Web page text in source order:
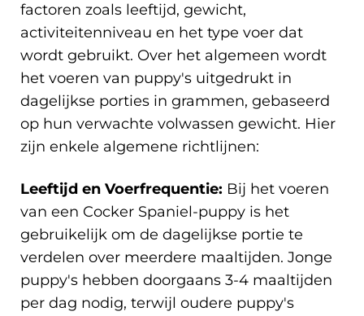
factoren zoals leeftijd, gewicht,
activiteitenniveau en het type voer dat
wordt gebruikt. Over het algemeen wordt
het voeren van puppy's uitgedrukt in
dagelijkse porties in grammen, gebaseerd
op hun verwachte volwassen gewicht. Hier
zijn enkele algemene richtlijnen:
Leeftijd en Voerfrequentie: Bij het voeren
van een Cocker Spaniel-puppy is het
gebruikelijk om de dagelijkse portie te
verdelen over meerdere maaltijden. Jonge
puppy's hebben doorgaans 3-4 maaltijden
per dag nodig, terwijl oudere puppy's